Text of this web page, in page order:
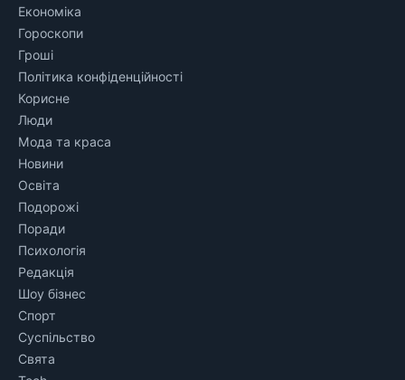
Економіка
Гороскопи
Гроші
Політика конфіденційності
Корисне
Люди
Мода та краса
Новини
Освіта
Подорожі
Поради
Психологія
Редакція
Шоу бізнес
Спорт
Суспільство
Свята